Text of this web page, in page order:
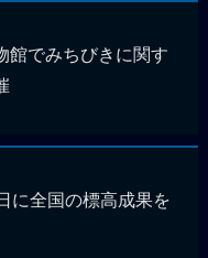
館でみちびきに関す
に全国の標高成果を